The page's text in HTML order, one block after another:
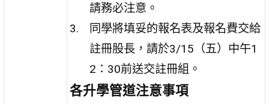
請務必注意。
同學將填妥的報名表及報名費交給
註冊股長，請於3/15（五）中午1
2：30前送交註冊組。
各升學管道注意事項